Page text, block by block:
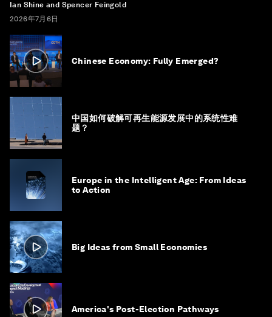
Ian Shine and Spencer Feingold
2026年7月6日
Chinese Economy: Fully Emerged?
中国如何破解可再生能源发展中的系统性难
题？
Europe in the Intelligent Age: From Ideas
to Action
Big Ideas from Small Economies
America's Post-Election Pathways